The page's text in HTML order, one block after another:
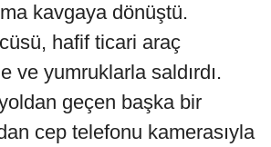
kavgaya dönüştü.
hafif ticari araç
ve yumruklarla saldırdı.
geçen başka bir
cep telefonu kamerasıyla